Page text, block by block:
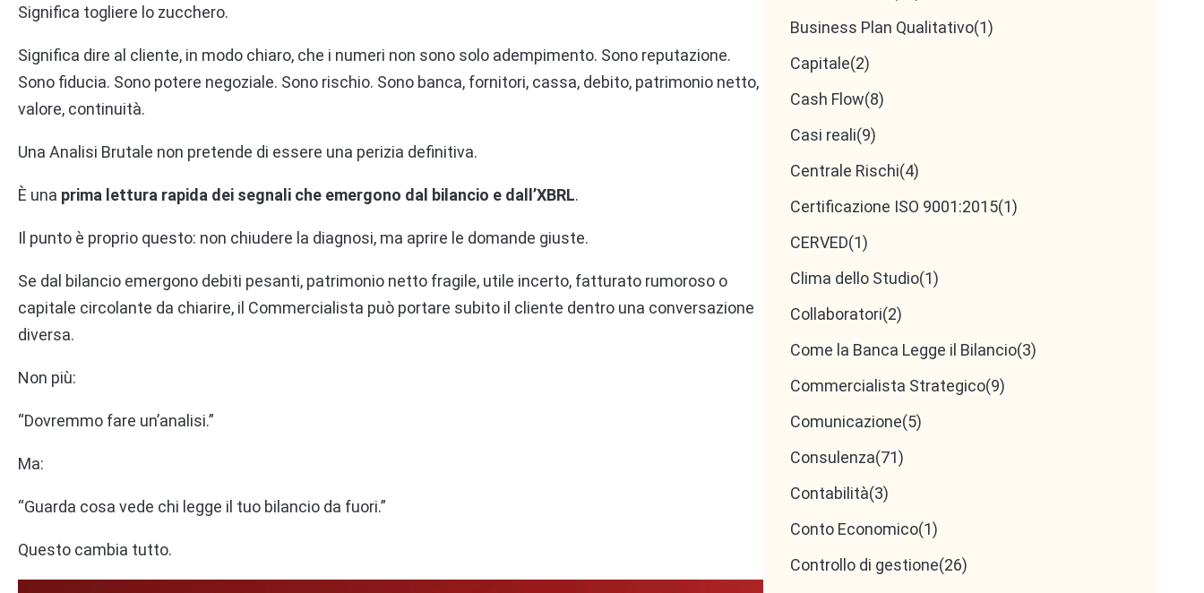
Significa togliere lo zucchero.
Significa dire al cliente, in modo chiaro, che i numeri non sono solo adempimento. Sono reputazione.
Sono fiducia. Sono potere negoziale. Sono rischio. Sono banca, fornitori, cassa, debito, patrimonio netto,
valore, continuità.
Una Analisi Brutale non pretende di essere una perizia definitiva.
È una prima lettura rapida dei segnali che emergono dal bilancio e dall’XBRL.
Il punto è proprio questo: non chiudere la diagnosi, ma aprire le domande giuste.
Se dal bilancio emergono debiti pesanti, patrimonio netto fragile, utile incerto, fatturato rumoroso o
capitale circolante da chiarire, il Commercialista può portare subito il cliente dentro una conversazione
diversa.
Non più:
“Dovremmo fare un’analisi.”
Ma:
“Guarda cosa vede chi legge il tuo bilancio da fuori.”
Questo cambia tutto.
Business Plan Qualitativo(1)
Capitale(2)
Cash Flow(8)
Casi reali(9)
Centrale Rischi(4)
Certificazione ISO 9001:2015(1)
CERVED(1)
Clima dello Studio(1)
Collaboratori(2)
Come la Banca Legge il Bilancio(3)
Commercialista Strategico(9)
Comunicazione(5)
Consulenza(71)
Contabilità(3)
Conto Economico(1)
Controllo di gestione(26)